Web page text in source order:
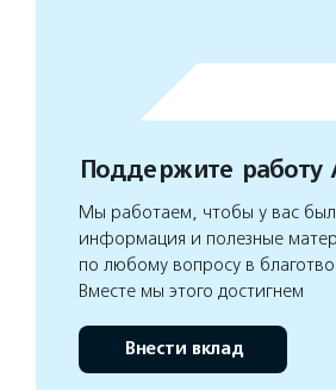
Поддержите работу
Мы работаем, чтобы у вас
информация и полезные
по любому вопросу в
Вместе мы этого достигнем
Внести вклад